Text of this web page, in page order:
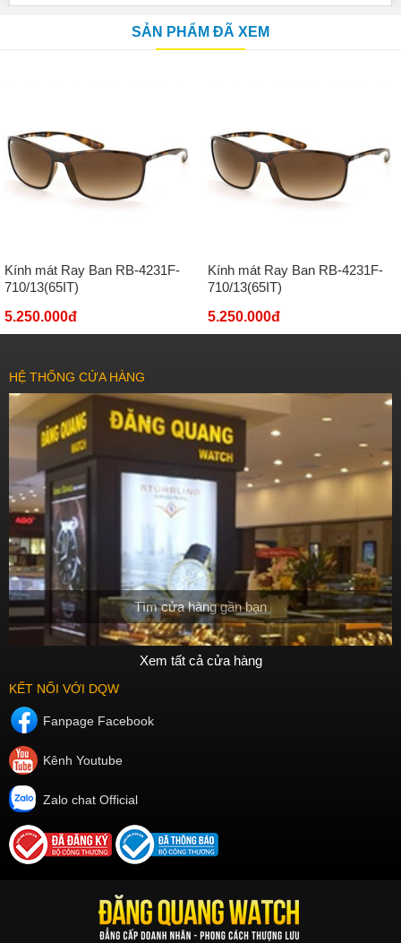
SẢN PHẨM ĐÃ XEM
Kính mát Ray Ban RB-4231F-
710/13(65IT)
5.250.000đ
Kính mát Ray Ban RB-4231F-
710/13(65IT)
5.250.000đ
HỆ THỐNG CỬA HÀNG
Tìm cửa hàng gần bạn
Xem tất cả cửa hàng
KẾT NỐI VỚI DQW
Fanpage Facebook
Kênh Youtube
Zalo chat Official